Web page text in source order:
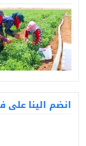
انضم الينا